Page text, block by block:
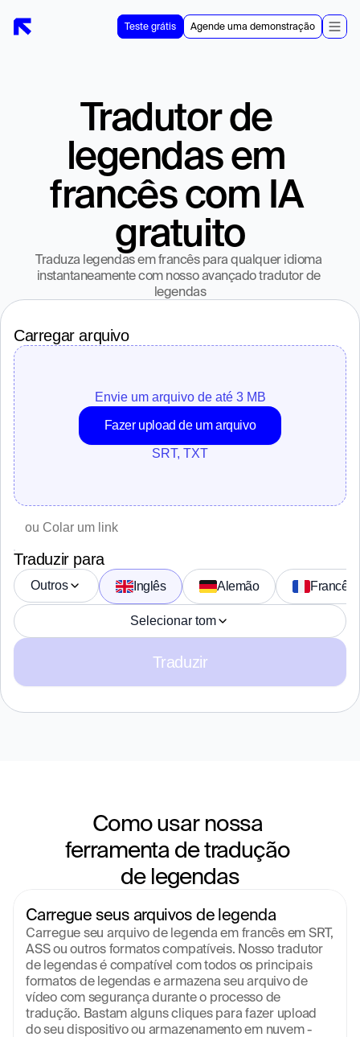
Teste grátis Agende uma demonstração
Tradutor de
legendas em
francês com IA
gratuito
Traduza legendas em francês para qualquer idioma
instantaneamente com nosso avançado tradutor de
legendas
Carregar arquivo
Envie um arquivo de até 3 MB
Fazer upload de um arquivo
SRT, TXT
Traduzir para
Inglês Alemão Francês
Outros
Selecionar tom
Traduzir
Como usar nossa
ferramenta de tradução
de legendas
Carregue seus arquivos de legenda
Carregue seu arquivo de legenda em francês em SRT,
ASS ou outros formatos compatíveis. Nosso tradutor
de legendas é compatível com todos os principais
formatos de legendas e armazena seu arquivo de
vídeo com segurança durante o processo de
tradução. Bastam alguns cliques para fazer upload
do seu dispositivo ou armazenamento em nuvem -